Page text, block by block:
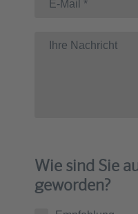
Wie sind Sie
geworden?